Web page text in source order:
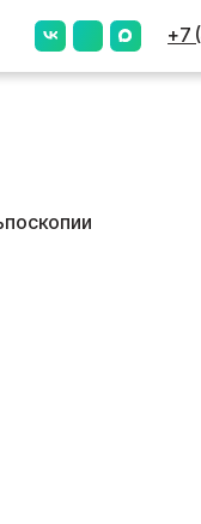
+7 (4812) 25-25-00